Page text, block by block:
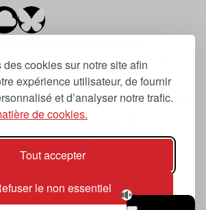
cookies sur notre site afin
expérience utilisateur, de fournir
et d’analyser notre trafic.
de cookies.
Tout accepter
le non essentiel
indépendant sur la
tendances, dont la
date de 2007.
signifie « prochain », « suivant
à la thématique du
des nouvelles tendances
viennent de la musique
ou du hip hop, et des
de société liés à la